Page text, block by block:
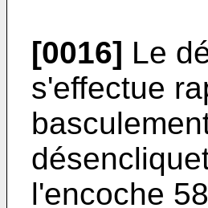
[0016] Le
s'effectue
l'encoche